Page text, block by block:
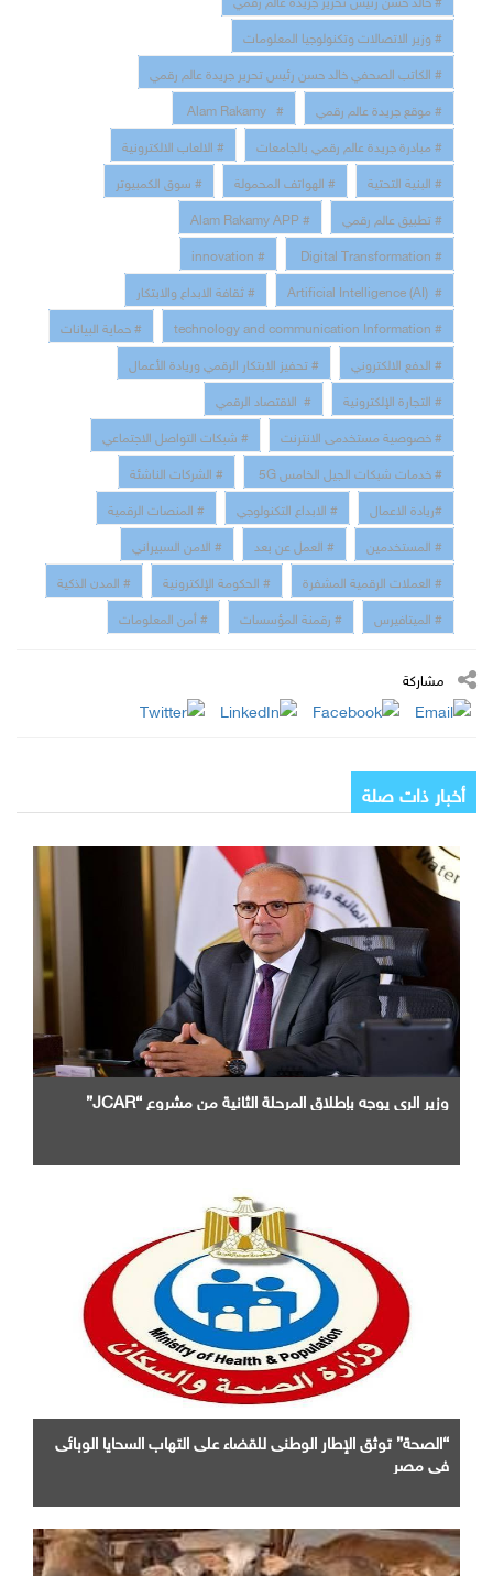
# وزير الاتصالات وتكنولوجيا المعلومات
# الكاتب الصحفي خالد حسن رئيس تحرير جريدة عالم رقمي
# موقع جريدة عالم رقمي
# Alam Rakamy
# مبادرة جريدة عالم رقمي بالجامعات
# الالعاب الالكترونية
# البنية التحتية
# الهواتف المحمولة
# سوق الكمبيوتر
# تطبيق عالم رقمي
# Alam Rakamy APP
# Digital Transformation
# innovation
# Artificial Intelligence (AI)
# ثقافة الابداع والابتكار
# technology and communication Information
# حماية البيانات
# الدفع الالكتروني
# تحفيز الابتكار الرقمي وريادة الأعمال
# التجارة الإلكترونية
# الاقتصاد الرقمي
# خصوصية مستخدمى الانترنت
# شبكات التواصل الاجتماعي
# خدمات شبكات الجيل الخامس 5G
# الشركات الناشئة
#ريادة الاعمال
# الابداع التكنولوجي
# المنصات الرقمية
# المستخدمين
# العمل عن بعد
# الامن السبيراني
# العملات الرقمية المشفرة
# الحكومة الإلكترونية
# المدن الذكية
# الميتافيرس
# رقمنة المؤسسات # أمن المعلومات
مشاركة
أخبار ذات صلة
وزير الرى يوجه بإطلاق المرحلة الثانية من مشروع “JCAR”
“الصحة” توثق الإطار الوطنى للقضاء على التهاب السحايا الوبائى
فى مصر